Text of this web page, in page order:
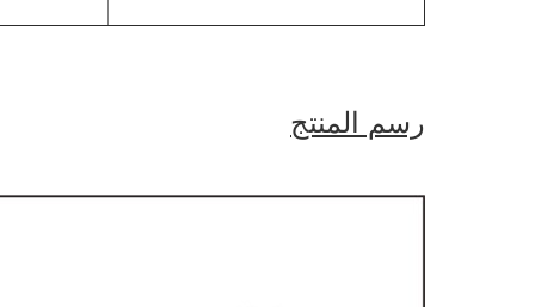
رسم المنتج